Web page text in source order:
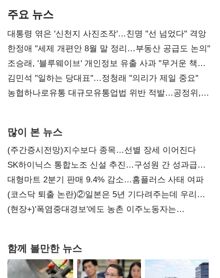
주요 뉴스
대통령 엮은 '신천지 사진조작'…친명 "선 넘었다" 격앙
한정애 "세제 개편안 8월 말 정리…부동산 공급도 논의"
조승래, '블루웨이브' 개인정보 유출 사과 "무거운 책임
통감"
김민석 "일하는 당대표"…정청래 "의리가 제일 중요"
농협하나로유통 대규모유통업법 위반 적발…공정위,
많이 본 뉴스
(주간증시전망)지수보다 종목…선별 장세 이어진다
SK하이닉스 통합노조 신설 추진…구성원 간 성과급
불만 확산
대형마트 2분기 판매 9.4% 감소…홈플러스 사태 여파
(코스닥 퇴출 논란)②일본은 5년 기다려주는데 우리는
당장 퇴출?…시간만으론 부족한 코스닥 구하기
(현장+)'폭염중대경보'에도 농촌 이주노동자는
함께 볼만한 뉴스